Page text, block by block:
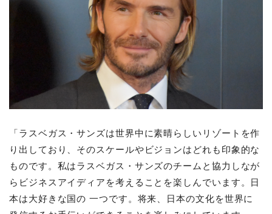
「ラスベガス・サンズは世界中に素晴らしいリゾートを作
り出しており、そのスケールやビジョンはどれも印象的な
ものです。私はラスベガス・サンズのチームと協⼒しなが
らビジネスアイディアを考えることを楽しんでいます。⽇
本は⼤好きな国の ⼀つです。将来、⽇本の⽂化を世界に